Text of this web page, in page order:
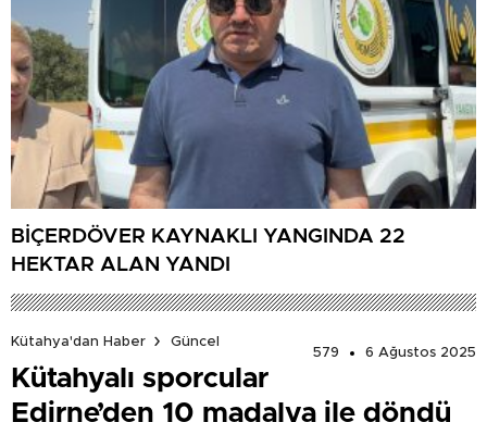
BİÇERDÖVER KAYNAKLI YANGINDA 22
HEKTAR ALAN YANDI
Kütahya'dan Haber
Güncel
579
6 Ağustos 2025
Kütahyalı sporcular
Edirne’den 10 madalya ile döndü